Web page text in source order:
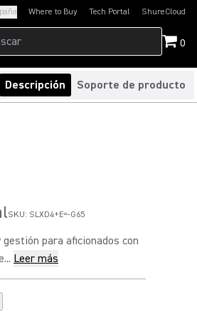
Where to Buy Tech Portal
(Opens in a new tab)ShureCloud
(Opens in a new
0
Descripción Soporte de producto
SKU: SLXD4+E=-G65
para aficionados con
Leer más